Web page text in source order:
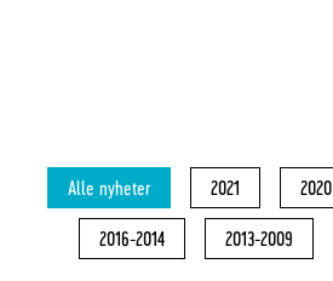
Alle nyheter 2021 2020
2016-2014 2013-2009